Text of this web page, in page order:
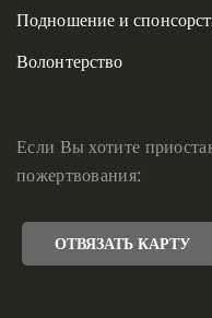
Подношение и
Волонтерство
Если Вы хотите
пожертвования:
ОТВЯЗАТЬ КАРТУ